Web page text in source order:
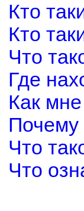
Кто
Кто
Что
Где
Как
Почему
Что
Что